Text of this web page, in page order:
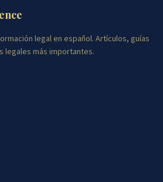
legal en español. Artículos, guías
legales más importantes.